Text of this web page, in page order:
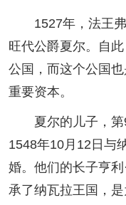
1527年，法王弗
旺代公爵夏尔。自
公国，而这个公国
重要资本。
夏尔的儿子，第9
1548年10月12日与
婚。他们的长子亨
承了纳瓦拉王国，